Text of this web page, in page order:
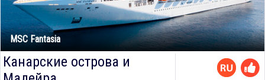
MSC Fantasia
Канарские острова и